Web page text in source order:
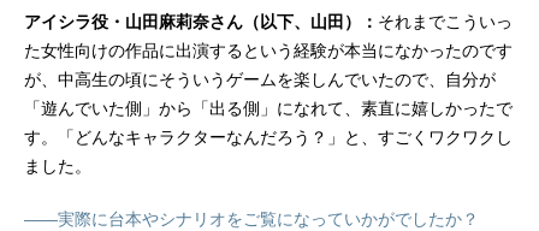
X・KBS京都ほか話数全12話キャスト
ティアローズ：渕上舞アクアスティ
ード：梅原裕一郎ハルトナイツ：佐
藤拓也アカリ：...
アイシラ役・山田麻莉奈さん（以下、山田）： それまでこういっ
た女性向けの作品に出演するという経験が本当になかったのです
が、中高生の頃にそういうゲームを楽しんでいたので、自分が
「遊んでいた側」から「出る側」になれて、素直に嬉しかったで
す。「どんなキャラクターなんだろう？」と、すごくワクワクし
ました。
――実際に台本やシナリオをご覧になっていかがでしたか？